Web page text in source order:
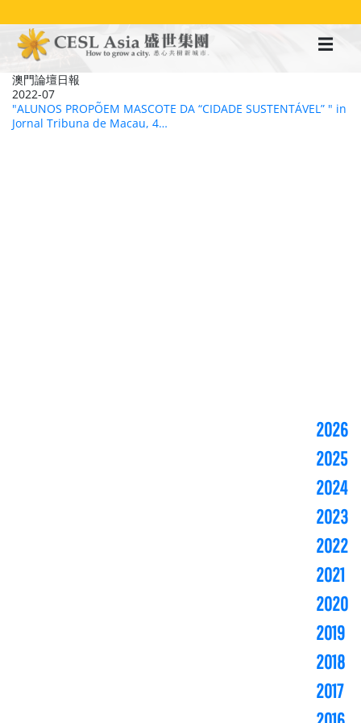
至
澳門論壇日報
2022-07
"ALUNOS PROPÕEM MASCOTE DA “CIDADE SUSTENTÁVEL” " in
Jornal Tribuna de Macau, 4…
2026
2025
2024
2023
2022
2021
2020
2019
2018
2017